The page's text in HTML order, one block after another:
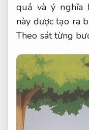
quả và ý nghĩa
này được tạo ra
Theo sát từng